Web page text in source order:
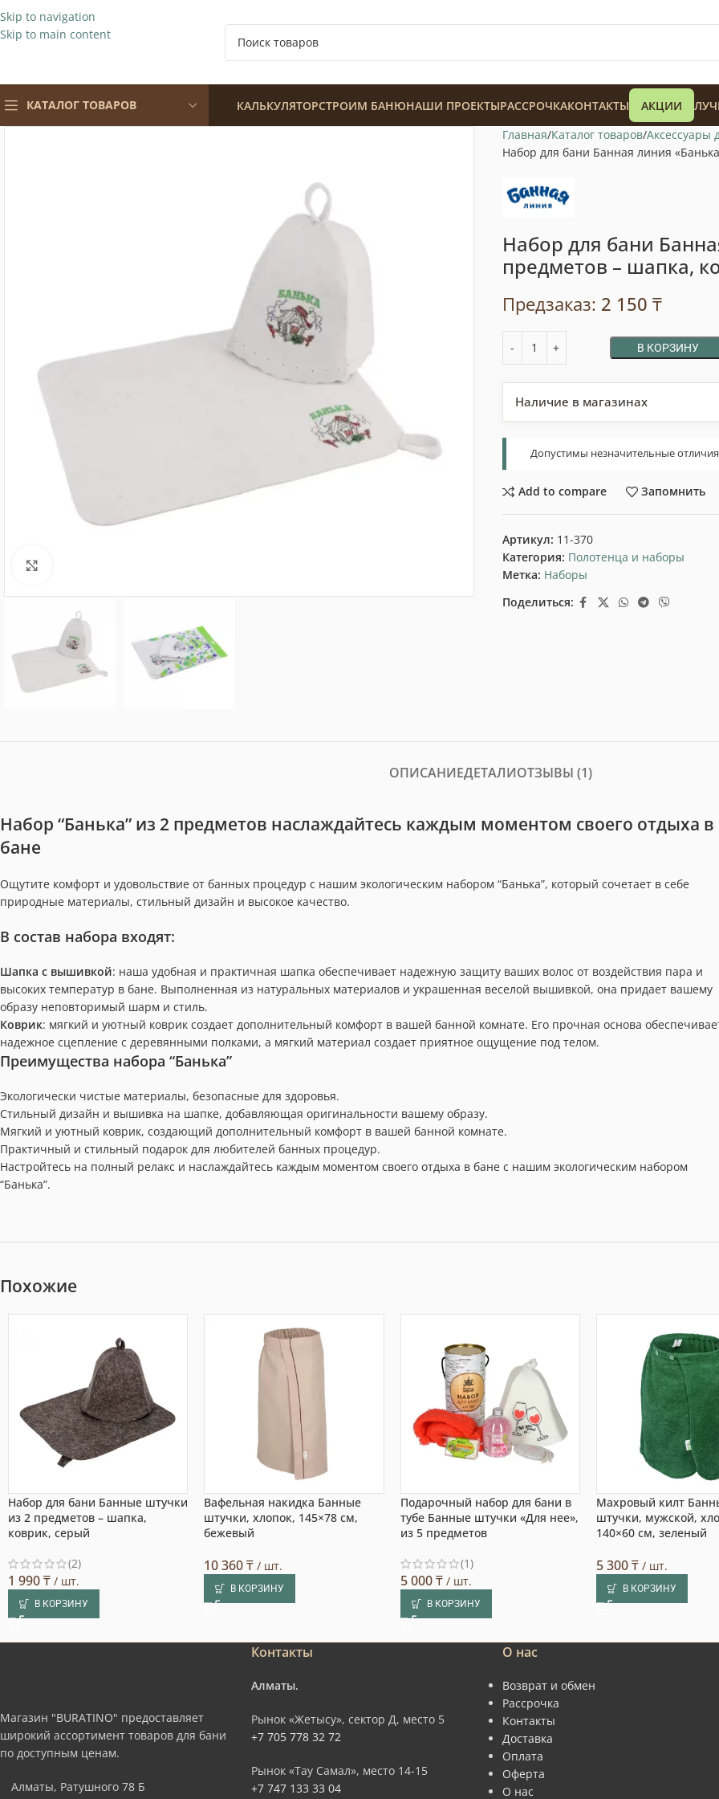
Skip to navigation
Skip to main content
КАТАЛОГ ТОВАРОВ
128 900₸
КАЛЬКУЛЯТОРСТРОИМ БАНЮНАШИ ПРОЕКТЫРАССРОЧКАКОНТАКТЫ АКЦИИ
Главная Каталог товаров Аксессуары
Набор для бани Банная линия
Набор для бани
предметов – шапка,
Предзаказ: 2 150 ₸
В КОРЗИНУ
Наличие в магазинах
Допустимы незначительные
Add to compare Запомнить
Артикул: 11-370
Категория: Полотенца и наборы
Метка: Наборы
Поделиться:
ОПИСАНИЕДЕТАЛИОТЗЫВЫ (1)
Набор “Банька” из 2 предметов наслаждайтесь каждым моментом своего отдыха в
бане
Ощутите комфорт и удовольствие от банных процедур с нашим экологическим набором “Банька”, который сочетает в себе
природные материалы, стильный дизайн и высокое качество.
В состав набора входят:
Шапка с вышивкой: наша удобная и практичная шапка обеспечивает надежную защиту ваших волос от воздействия пара и
высоких температур в бане. Выполненная из натуральных материалов и украшенная веселой вышивкой, она придает вашему
образу неповторимый шарм и стиль.
Коврик: мягкий и уютный коврик создает дополнительный комфорт в вашей банной комнате. Его прочная основа
надежное сцепление с деревянными полками, а мягкий материал создает приятное ощущение под телом.
Преимущества набора “Банька”
Экологически чистые материалы, безопасные для здоровья.
Стильный дизайн и вышивка на шапке, добавляющая оригинальности вашему образу.
Мягкий и уютный коврик, создающий дополнительный комфорт в вашей банной комнате.
Практичный и стильный подарок для любителей банных процедур.
Настройтесь на полный релакс и наслаждайтесь каждым моментом своего отдыха в бане с нашим экологическим набором
“Банька”.
Похожие
Набор для бани Банные штучки
из 2 предметов – шапка,
коврик, серый
(2)
1 990₸ / шт.
В КОРЗИНУ
Вафельная накидка Банные
штучки, хлопок, 145×78 см,
бежевый
10 360₸ / шт.
В КОРЗИНУ
Подарочный набор для бани в
тубе Банные штучки «Для нее»,
из 5 предметов
(1)
5 000₸/ шт.
В КОРЗИНУ
Махровый килт
штучки, мужской,
140×60 см, зеленый
5 300₸ / шт.
В КОРЗИНУ
Магазин "BURATINO" предоставляет
широкий ассортимент товаров для бани
по доступным ценам.
Алматы, Ратушного 78 Б
Контакты
Алматы.
Рынок «Жетысу», сектор Д, место 5
+7 705 778 32 72
Рынок «Тау Самал», место 14-15
+7 747 133 33 04
О нас
Возврат и обмен
Рассрочка
Контакты
Доставка
Оплата
Оферта
О нас